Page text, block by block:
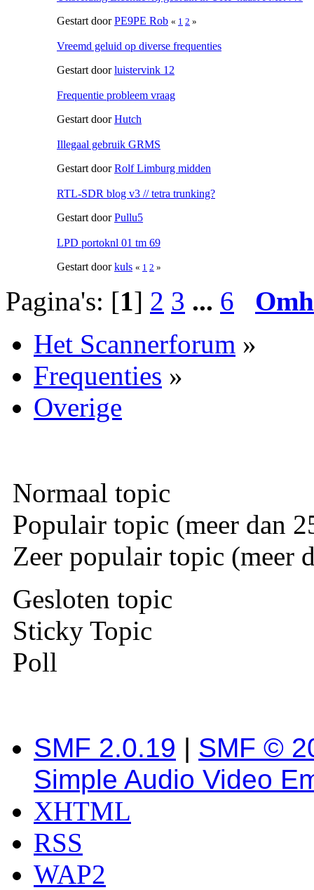
Gestart doorPE9PE Rob « 1 2 »
Vreemd geluid op diverse frequenties
Gestart doorluistervink 12
Frequentie probleem vraag
Gestart doorHutch
Illegaal gebruik GRMS
Gestart doorRolf Limburg midden
RTL-SDR blog v3 // tetra trunking?
Gestart doorPullu5
LPD portoknl 01 tm 69
Gestart doorkuls « 1 2 »
Pagina's: [1] 2 3 ... 6
Het Scannerforum »
Frequenties »
Overige
Normaal topic
Populair topic (meer dan
Zeer populair topic (meer
Gesloten topic
Sticky Topic
Poll
SMF 2.0.19 | SMF ©
Simple Audio Video
XHTML
RSS
WAP2